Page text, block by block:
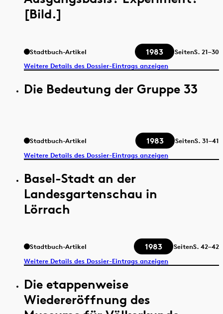
[Bild.]
Stadtbuch-Artikel 1983 SeitenS. 21–30
Weitere Details des Dossier-Eintrags anzeigen
Die Bedeutung der Gruppe 33
Stadtbuch-Artikel 1983 SeitenS. 31–41
Weitere Details des Dossier-Eintrags anzeigen
Basel-Stadt an der
Landesgartenschau in
Lörrach
Stadtbuch-Artikel 1983 SeitenS. 42–42
Weitere Details des Dossier-Eintrags anzeigen
Die etappenweise
Wiedereröffnung des